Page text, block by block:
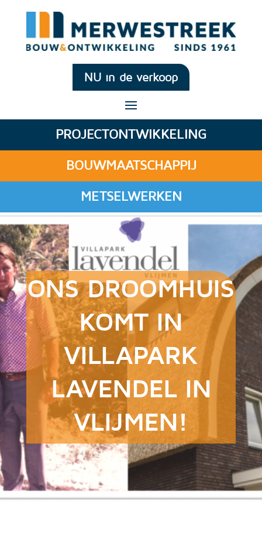
NU in de verkoop
PROJECTONTWIKKELING
BOUWMAATSCHAPPIJ
METSELWERKEN
ONS DROOMHUIS
KOMT IN
VILLAPARK
LAVENDEL IN
VLIJMEN!